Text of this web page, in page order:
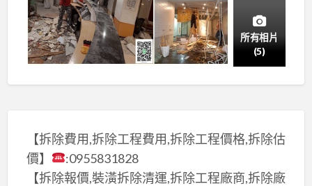
所有相片
(5)
【拆除費用,拆除工程費用,拆除工程價格,拆除估
價】
:0955831828
【拆除報價,裝潢拆除清運,拆除工程廠商,拆除廠